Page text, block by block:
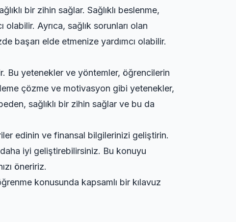
bir zihin sağlar. Sağlıklı beslenme,
Ayrıca, sağlık sorunları olan
başarı elde etmenize yardımcı olabilir.
Bu yetenekler ve yöntemler, öğrencilerin
çözme ve motivasyon gibi yetenekler,
sağlıklı bir zihin sağlar ve bu da
edinin ve finansal bilgilerinizi geliştirin.
iyi geliştirebilirsiniz. Bu konuyu
öneririz.
konusunda kapsamlı bir kılavuz